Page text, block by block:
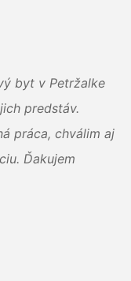
byt v Petržalke
predstáv.
práca, chválim aj
Ďakujem